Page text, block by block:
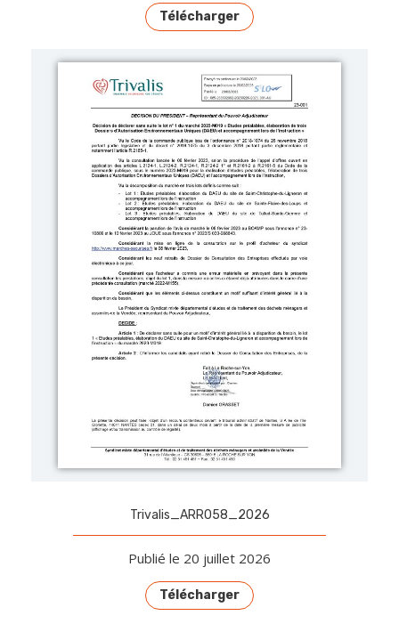
Télécharger
Trivalis_ARR058_2026
Publié le 20 juillet 2026
Télécharger